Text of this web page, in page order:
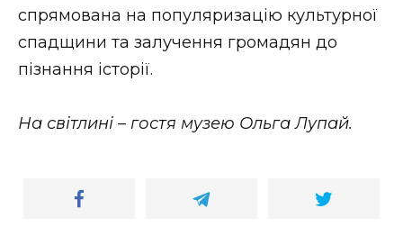
НОВИНИ ЗАХІДНОЇ УКРАЇНИ
ФОТО
ВІДЕО
спрямована на популяризацію культурної
спадщини та залучення громадян до
пізнання історії.
На світлині – гостя музею Ольга Лупай.